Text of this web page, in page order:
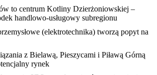
to centrum Kotliny Dzierżoniowskiej –
handlowo-usługowy subregionu
(elektrotechnika) tworzą popyt na
z Bielawą, Pieszycami i Piławą Górną
rynek